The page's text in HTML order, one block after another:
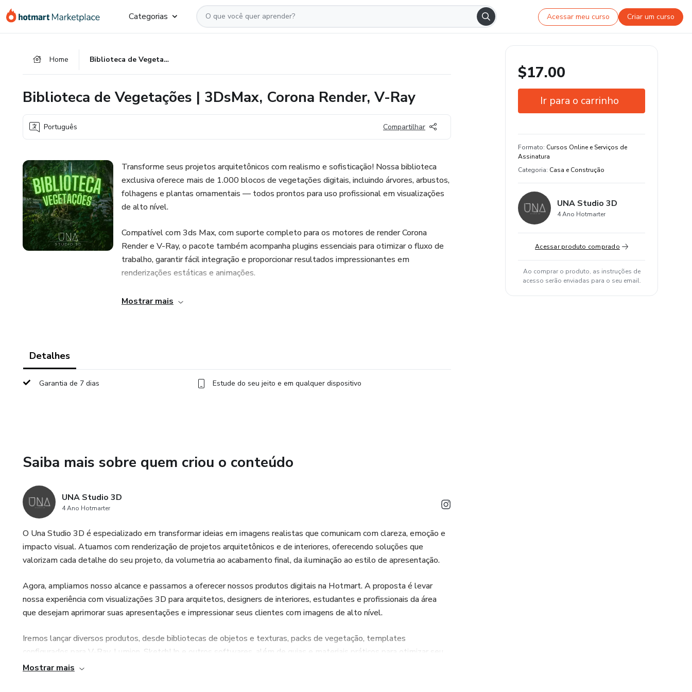
para
para
para
Categorias Acessar meu curso Criar um curso
Home Biblioteca de Vegetações | 3DsMax, Corona Render, V-Ray
Biblioteca de Vegetações | 3DsMax, Corona Render, V-Ray
Português Compartilhar
Transforme seus projetos arquitetônicos com realismo e sofisticação! Nossa biblioteca
exclusiva oferece mais de 1.000 blocos de vegetações digitais, incluindo árvores, arbustos,
folhagens e plantas ornamentais — todos prontos para uso profissional em visualizações
de alto nível.
Compatível com 3ds Max, com suporte completo para os motores de render Corona
Render e V-Ray, o pacote também acompanha plugins essenciais para otimizar o fluxo de
trabalho, garantir fácil integração e proporcionar resultados impressionantes em
renderizações estáticas e animações.
Ideal para arquitetos, designers e artistas 3D que buscam elevar a qualidade de seus
Mostrar mais
Detalhes
Garantia de 7 dias Estude do seu jeito e em qualquer dispositivo
Saiba mais sobre quem criou o conteúdo
UNA Studio 3D
4 Ano Hotmarter
O Una Studio 3D é especializado em transformar ideias em imagens realistas que comunicam com clareza, emoção e
impacto visual. Atuamos com renderização de projetos arquitetônicos e de interiores, oferecendo soluções que
valorizam cada detalhe do seu projeto, da volumetria ao acabamento final, da iluminação ao estilo de apresentação.
Agora, ampliamos nosso alcance e passamos a oferecer nossos produtos digitais na Hotmart. A proposta é levar
nossa experiência com visualizações 3D para arquitetos, designers de interiores, estudantes e profissionais da área
que desejam aprimorar suas apresentações e impressionar seus clientes com imagens de alto nível.
Iremos lançar diversos produtos, desde bibliotecas de objetos e texturas, packs de vegetação, templates
configurados para V-Ray, Lumion, SketchUp e outros softwares, além de guias e materiais práticos para otimizar seu
fluxo de trabalho e elevar a qualidade dos seus renders.
Mostrar mais
$17.00
Ir para o carrinho
Estude do seu jeito e em qualquer
dispositivo
Formato: Cursos Online e Serviços de
Assinatura
Categoria: Casa e Construção
UNA Studio 3D
4 Ano Hotmarter
Acessar produto comprado
Ao comprar o produto, as instruções de
acesso serão enviadas para o seu email.